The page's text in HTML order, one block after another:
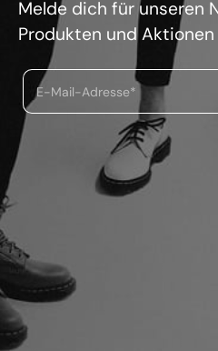
Melde dich für unseren
Produkten und Aktionen
E-Mail-Adresse*